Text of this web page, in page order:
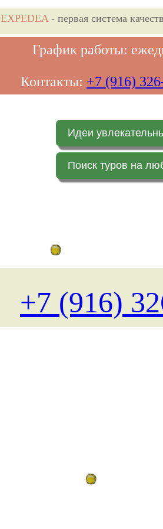
EXPEDEA- первая система
График работы:
Контакты: +7 (916)
Идеи
Поиск туров на
+7 (916)